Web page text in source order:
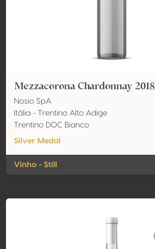
Mezzacorona Chardonnay 2018
Nosio SpA
Itália - Trentino Alto Adige
Trentino DOC Bianco
Silver Medal
Vinho - Still